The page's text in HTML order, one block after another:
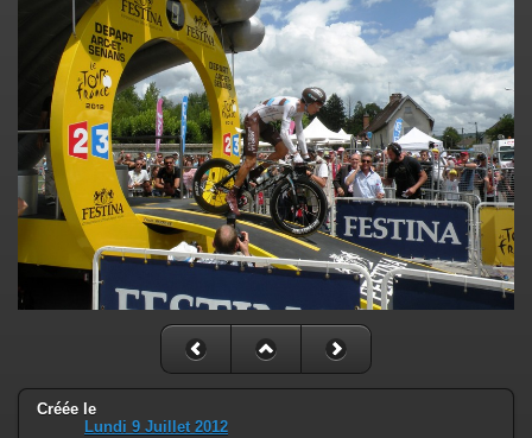
Créée le
Lundi 9 Juillet 2012